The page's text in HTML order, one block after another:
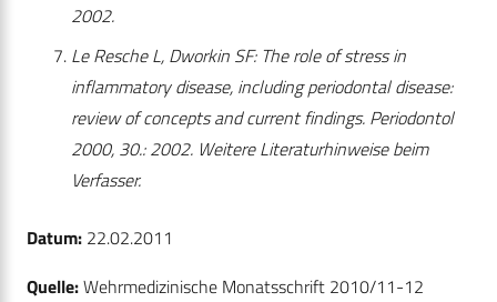
2002.
Le Resche L, Dworkin SF: The role of stress in
inflammatory disease, including periodontal disease:
review of concepts and current findings. Periodontol
2000, 30.: 2002. Weitere Literaturhinweise beim
Verfasser.
Datum: 22.02.2011
Quelle:Wehrmedizinische Monatsschrift 2010/11-12